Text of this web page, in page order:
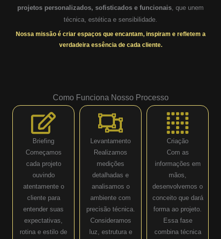
projetos personalizados, sofisticados e funcionais , que unem
técnica, estética e sensibilidade.
Nossa missão é criar espaços que encantam, inspiram e refletem a
verdadeira essência de cada cliente.
Como Funciona Nosso Processo
Briefing
Começamos
cada projeto
ouvindo
atentamente o
cliente para
entender suas
expectativas,
rotina e estilo de
Levantamento
Realizamos
medições
detalhadas e
analisamos o
ambiente com
precisão técnica.
Consideramos
luz, estrutura e
Criação
Com as
informações em
mãos,
desenvolvemos o
conceito que dará
forma ao projeto.
Essa fase
combina técnica